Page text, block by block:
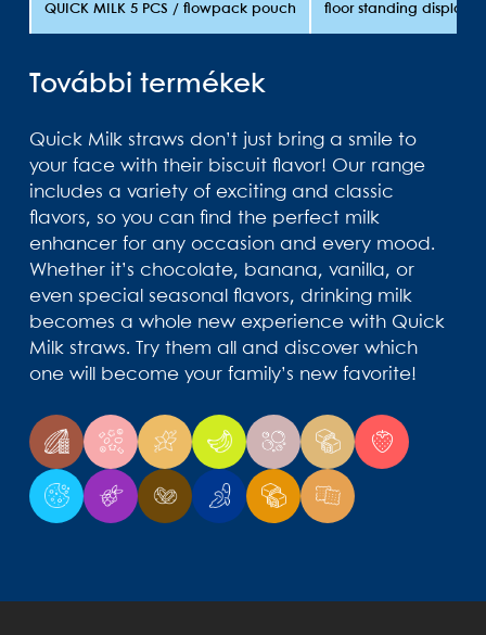
QUICK MILK 5 PCS / flowpack pouch floor standing display
További termékek
Quick Milk straws don’t just bring a smile to
your face with their biscuit flavor! Our range
includes a variety of exciting and classic
flavors, so you can find the perfect milk
enhancer for any occasion and every mood.
Whether it’s chocolate, banana, vanilla, or
even special seasonal flavors, drinking milk
becomes a whole new experience with Quick
Milk straws. Try them all and discover which
one will become your family’s new favorite!